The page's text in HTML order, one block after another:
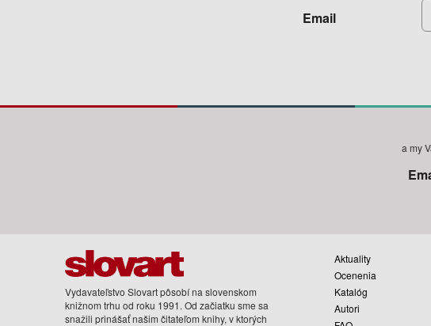
Email
a my
Vydavateľstvo Slovart pôsobí na slovenskom
knižnom trhu od roku 1991. Od začiatku sme sa
snažili prinášať našim čitateľom knihy, v ktorých
Aktuality
Ocenenia
Katalóg
Autori